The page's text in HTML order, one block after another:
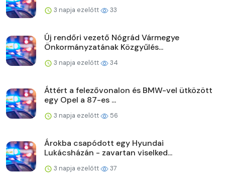
3 napja ezelőtt 33
Új rendőri vezető Nógrád Vármegye
Önkormányzatának Közgyűlés...
3 napja ezelőtt 34
Áttért a felezővonalon és BMW-vel ütközött
egy Opel a 87-es ...
3 napja ezelőtt 56
Árokba csapódott egy Hyundai
Lukácsházán - zavartan viselked...
3 napja ezelőtt 37